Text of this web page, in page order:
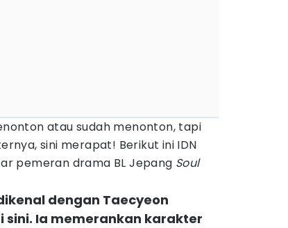
atau sudah menonton, tapi
sini merapat! Berikut ini IDN
pemeran drama BL Jepang Soul
dengan Taecyeon
Ia memerankan karakter